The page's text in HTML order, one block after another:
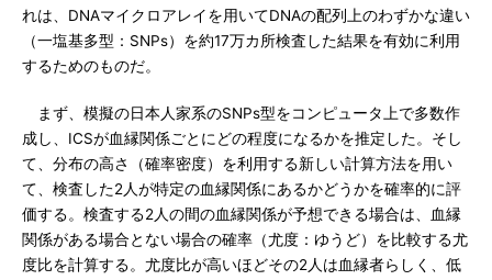
れは、DNAマイクロアレイを用いてDNAの配列上のわずかな違い
（一塩基多型：SNPs）を約17万カ所検査した結果を有効に利用
するためのものだ。
まず、模擬の日本人家系のSNPs型をコンピュータ上で多数作
成し、ICSが血縁関係ごとにどの程度になるかを推定した。そし
て、分布の高さ（確率密度）を利用する新しい計算方法を用い
て、検査した2人が特定の血縁関係にあるかどうかを確率的に評
価する。検査する2人の間の血縁関係が予想できる場合は、血縁
関係がある場合とない場合の確率（尤度：ゆうど）を比較する尤
度比を計算する。尤度比が高いほどその2人は血縁者らしく、低